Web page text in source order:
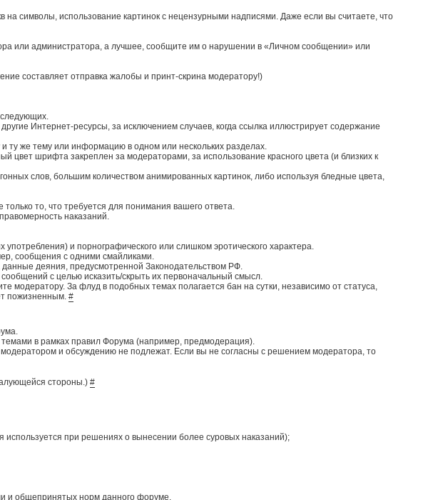
символы, использование картинок с нецензурными надписями. Даже если вы считаете, что
или администратора, а лучшее, сообщите им о нарушении в «Личном сообщении» или
составляет отправка жалобы и принт-скрина модератору!)
Интернет-ресурсы, за исключением случаев, когда ссылка иллюстрирует содержание
ту же тему или информацию в одном или нескольких разделах.
шрифта закреплен за модераторами, за использование красного цвета (и близких к
слов, большим количеством анимированных картинок, либо используя бледные цвета,
то, что требуется для понимания вашего ответа.
наказаний.
и порнографического или слишком эротического характера.
сообщения с одними смайликами.
деяния, предусмотренной Законодательством РФ.
с целью исказить/скрыть их первоначальный смысл.
модератору. За флуд в подобных темах полагается бан на сутки, независимо от статуса,
пожизненным. #
в рамках правил Форума (например, предмодерация).
и обсуждению не подлежат. Если вы не согласны с решением модератора, то
стороны.) #
при решениях о вынесении более суровых наказаний);
и общепринятых норм данного форуме.